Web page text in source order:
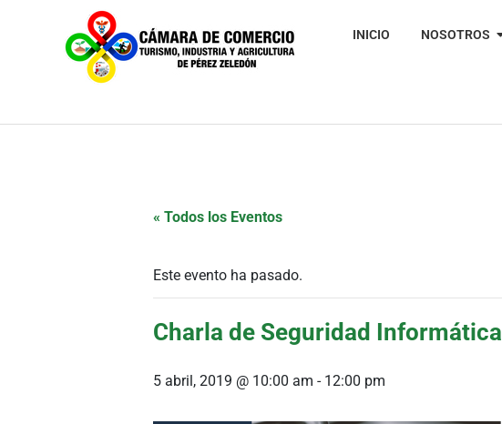
INICIO NOSOTROS
« Todos los Eventos
Este evento ha pasado.
Charla de Seguridad Informática
5 abril, 2019 @ 10:00 am - 12:00 pm